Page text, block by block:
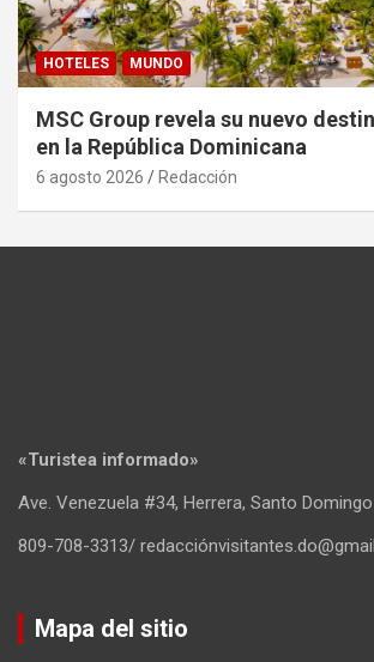
HOTELES MUNDO
MSC Group revela su nuevo
en la República Dominicana
6 agosto 2026 Redacción
809-708-3313/
Mapa del sitio
del
sitio